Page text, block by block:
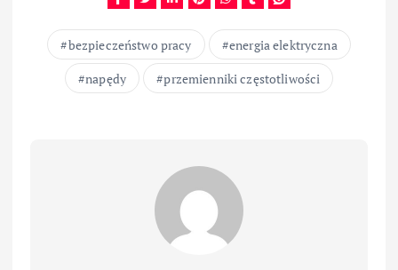
bezpieczeństwo pracy
energia elektryczna
napędy
przemienniki częstotliwości